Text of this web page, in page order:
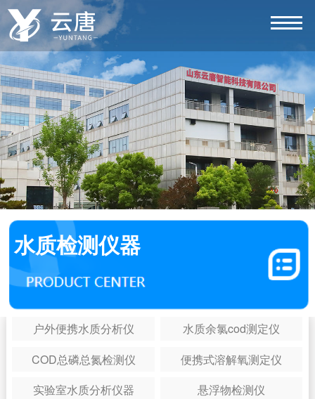
水质检测仪器
户外便携水质分析仪
水质余氯cod测定仪
COD总磷总氮检测仪
便携式溶解氧测定仪
实验室水质分析仪器
悬浮物检测仪